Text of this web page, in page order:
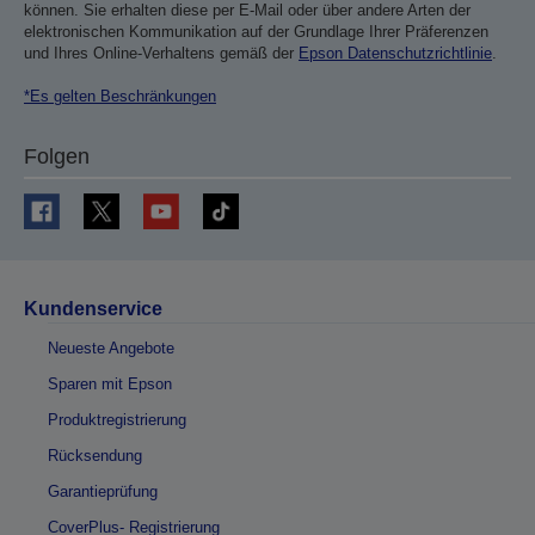
können. Sie erhalten diese per E-Mail oder über andere Arten der
elektronischen Kommunikation auf der Grundlage Ihrer Präferenzen
und Ihres Online-Verhaltens gemäß der Epson Datenschutzrichtlinie.
*Es gelten Beschränkungen
Folgen
Kundenservice
Neueste Angebote
Sparen mit Epson
Produktregistrierung
Rücksendung
Garantieprüfung
CoverPlus- Registrierung